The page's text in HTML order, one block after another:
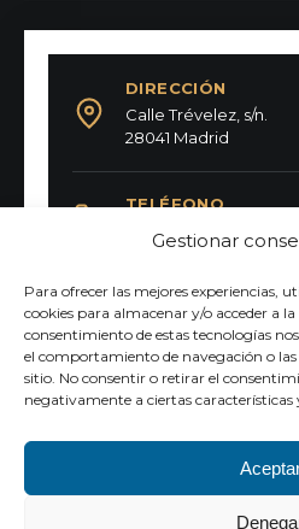
Gestionar
Para ofrecer las mejores experiencias,
cookies para almacenar y/o acceder a
consentimiento de estas tecnologías
el comportamiento de navegación o
sitio. No consentir o retirar el
negativamente a ciertas características
DIRECCIÓN
Calle Trévelez, s/n.
28041 Madrid
TELÉFONO
91 317 56 43
FAX
91 317 24 96
EMAIL